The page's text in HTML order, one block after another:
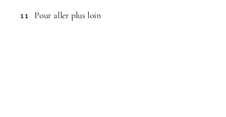
11 Pour aller plus loin